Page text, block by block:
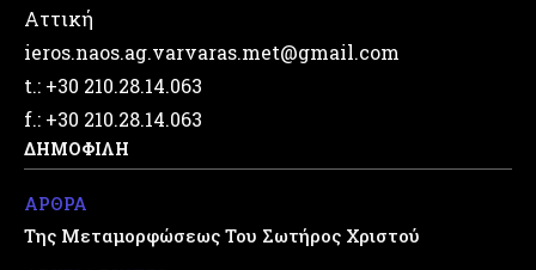
Αττική
ieros.naos.ag.varvaras.met@gmail.com
t.: +30 210.28.14.063
f.: +30 210.28.14.063
ΔΗΜΟΦΙΛΗ
ΑΡΘΡΑ
Της Μεταμορφώσεως Του Σωτήρος Χριστού